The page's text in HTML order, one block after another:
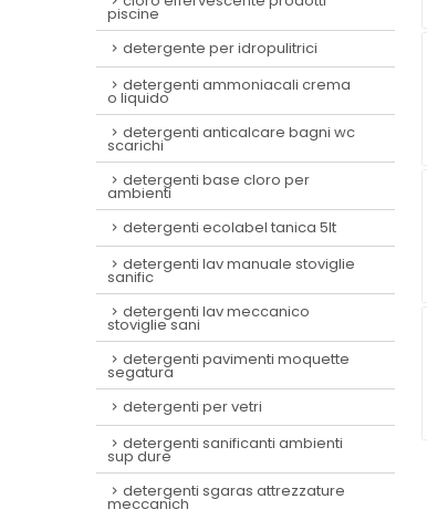
piscine
detergente per idropulitrici
detergenti ammoniacali crema
o liquido
detergenti anticalcare bagni wc
scarichi
detergenti base cloro per
ambienti
detergenti ecolabel tanica 5lt
detergenti lav manuale stoviglie
sanific
detergenti lav meccanico
stoviglie sani
detergenti pavimenti moquette
segatura
detergenti per vetri
detergenti sanificanti ambienti
sup dure
detergenti sgaras attrezzature
meccanich